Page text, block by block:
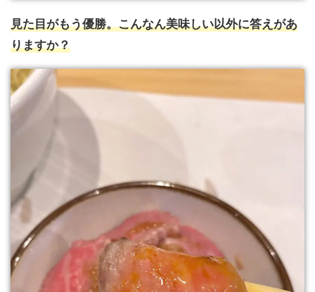
見た目がもう優勝。こんなん美味しい以外に答えがあ
りますか？